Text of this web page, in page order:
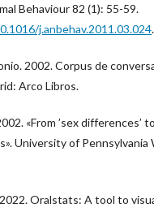
Behaviour 82 (1): 55-59.
j.anbehav.2011.03.024.
2002. Corpus de
Arco Libros.
«From ’sex differences’
University of Pennsylvania
Oralstats: A tool to